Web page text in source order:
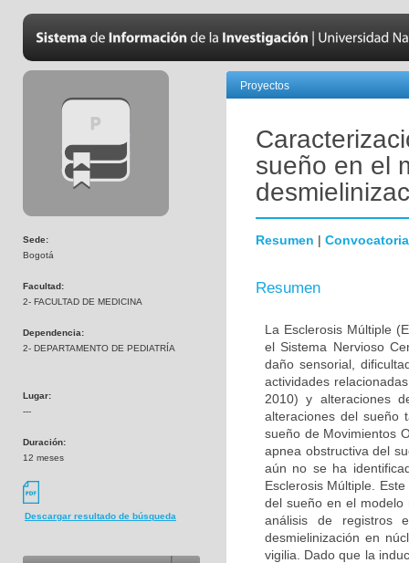
Sede:
Bogotá
Facultad:
2- FACULTAD DE MEDICINA
Dependencia:
2- DEPARTAMENTO DE PEDIATRÍA
Lugar:
---
Duración:
12 meses
Descargar resultado de búsqueda
Proyectos
sueño en el
Resumen | Convocatoria
Resumen
La Esclerosis Múltiple
el Sistema Nervioso
daño sensorial,
actividades
2010) y alteraciones
alteraciones del sueño
sueño de Movimientos
apnea obstructiva del
aún no se ha
Esclerosis Múltiple.
del sueño en el modelo
análisis de registros
desmielinización en
vigilia. Dado que la